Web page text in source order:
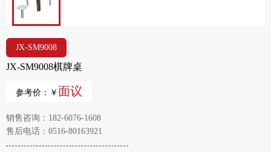
JX-SM9008
JX-SM9008棋牌桌
参考价：￥ 面议
销售咨询：182-6076-1608
售后电话：0516-80163921